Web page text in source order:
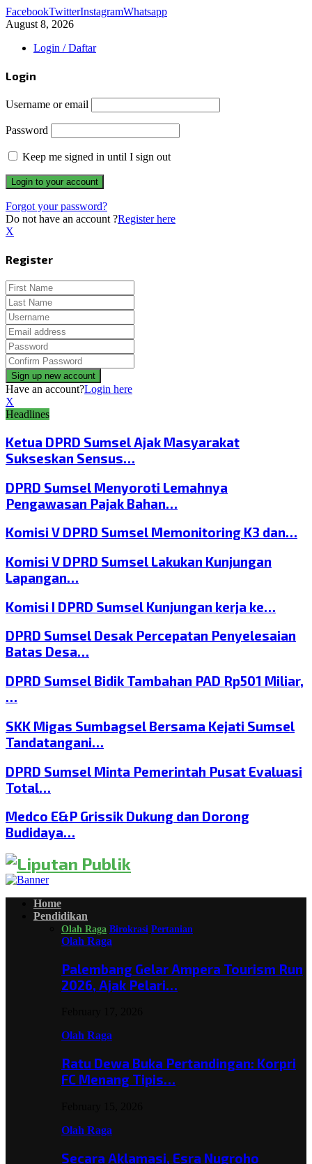
FacebookTwitterInstagramWhatsapp
August 8, 2026
Login / Daftar
Login
Username or email
Password
Keep me signed in until I sign out
Forgot your password?
Do not have an account ?Register here
X
Register
Have an account?Login here
X
Headlines
Ketua DPRD Sumsel Ajak Masyarakat
Sukseskan Sensus…
DPRD Sumsel Menyoroti Lemahnya
Pengawasan Pajak Bahan…
Komisi V DPRD Sumsel Memonitoring K3 dan…
Komisi V DPRD Sumsel Lakukan Kunjungan
Lapangan…
Komisi I DPRD Sumsel Kunjungan kerja ke…
DPRD Sumsel Desak Percepatan Penyelesaian
Batas Desa…
DPRD Sumsel Bidik Tambahan PAD Rp501 Miliar,
…
SKK Migas Sumbagsel Bersama Kejati Sumsel
Tandatangani…
DPRD Sumsel Minta Pemerintah Pusat Evaluasi
Total…
Medco E&P Grissik Dukung dan Dorong
Budidaya…
Home
Pendidikan
Olah Raga Birokrasi Pertanian
Olah Raga
Palembang Gelar Ampera Tourism Run
2026, Ajak Pelari…
Olah Raga
Ratu Dewa Buka Pertandingan: Korpri
FC Menang Tipis…
Olah Raga
Secara Aklamasi, Esra Nugroho